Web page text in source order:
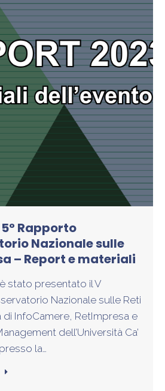
Rapporto
Nazionale sulle
– Report e materiali
stato presentato il V
Nazionale sulle Reti
di InfoCamere, RetImpresa e
dell’Università Ca’
la…